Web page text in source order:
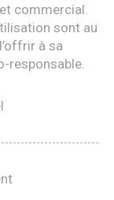
commercial.
sont au
à sa
responsable.